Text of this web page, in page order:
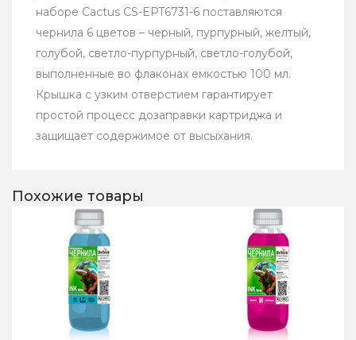
наборе Cactus CS-EPT6731-6 поставляются
чернила 6 цветов – черный, пурпурный, желтый,
голубой, светло-пурпурный, светло-голубой,
выполненные во флаконах емкостью 100 мл.
Крышка с узким отверстием гарантирует
простой процесс дозаправки картриджа и
защищает содержимое от высыхания.
Похожие товары